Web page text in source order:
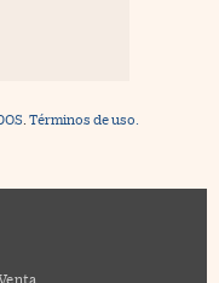
Términos de uso.